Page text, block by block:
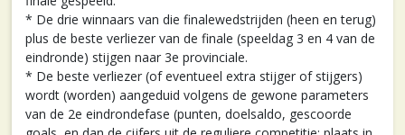
* De drie winnaars van die finalewedstrijden (heen en terug)
plus de beste verliezer van de finale (speeldag 3 en 4 van de
eindronde) stijgen naar 3e provinciale.
* De beste verliezer (of eventueel extra stijger of stijgers)
wordt (worden) aangeduid volgens de gewone parameters
van de 2e eindrondefase (punten, doelsaldo, gescoorde